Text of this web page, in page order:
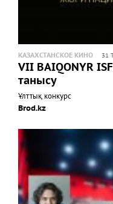
КАЗАХСТАНСКОЕ КИНО 31
VII BAIQONYR
танысу
Ұлттық конкурс
Brod.kz